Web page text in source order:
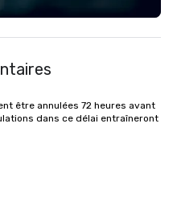
être annulées 72 heures avant
dans ce délai entraîneront